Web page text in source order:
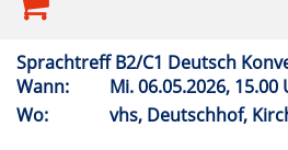
Sprachtreff B2/C1 Deutsch
Wann:
Mi.06.05.2026, 15.00
Wo:
vhs, Deutschhof,